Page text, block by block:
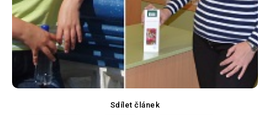
Sdílet článek